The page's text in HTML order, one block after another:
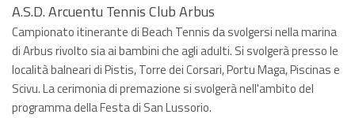
A.S.D. Arcuentu Tennis Club Arbus
Campionato itinerante di Beach Tennis da svolgersi nella marina
di Arbus rivolto sia ai bambini che agli adulti. Si svolgerà presso le
località balneari di Pistis, Torre dei Corsari, Portu Maga, Piscinas e
Scivu. La cerimonia di premazione si svolgerà nell'ambito del
programma della Festa di San Lussorio.